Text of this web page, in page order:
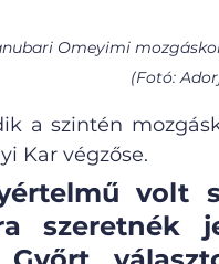
Omeyimi
(Fotó:
a szintén
Kar végzőse.
volt
szeretnék